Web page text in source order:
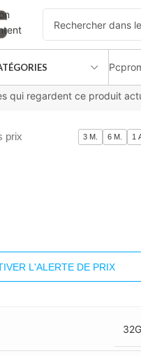
Mémoire RAM
Kingston
qui regardent ce produit
prix 3 M. 6 M. 1
L'ALERTE DE PRIX